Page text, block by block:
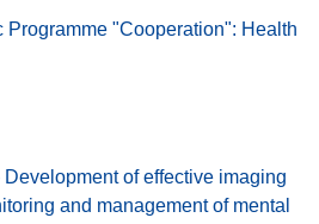
Programme "Cooperation": Health
of effective imaging
and management of mental